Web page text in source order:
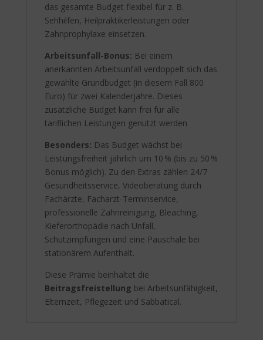
das gesamte Budget flexibel für z. B.
Sehhilfen, Heilpraktikerleistungen oder
Zahnprophylaxe einsetzen.
Arbeitsunfall-Bonus: Bei einem
anerkannten Arbeitsunfall verdoppelt sich das
gewählte Grundbudget (in diesem Fall 800
Euro) für zwei Kalenderjahre. Dieses
zusätzliche Budget kann frei für alle
tariflichen Leistungen genutzt werden
Besonders: Das Budget wächst bei
Leistungsfreiheit jährlich um 10 % (bis zu 50 %
Bonus möglich). Zu den Extras zählen 24/7
Gesundheitsservice, Videoberatung durch
Fachärzte, Facharzt-Terminservice,
professionelle Zahnreinigung, Bleaching,
Kieferorthopädie nach Unfall,
Schutzimpfungen und eine Pauschale bei
stationärem Aufenthalt.
Diese Prämie beinhaltet die
Beitragsfreistellung bei Arbeitsunfähigkeit,
Elternzeit, Pflegezeit und Sabbatical.